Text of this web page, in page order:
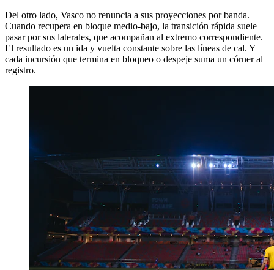
Del otro lado, Vasco no renuncia a sus proyecciones por banda.
Cuando recupera en bloque medio-bajo, la transición rápida suele
pasar por sus laterales, que acompañan al extremo correspondiente.
El resultado es un ida y vuelta constante sobre las líneas de cal. Y
cada incursión que termina en bloqueo o despeje suma un córner al
registro.